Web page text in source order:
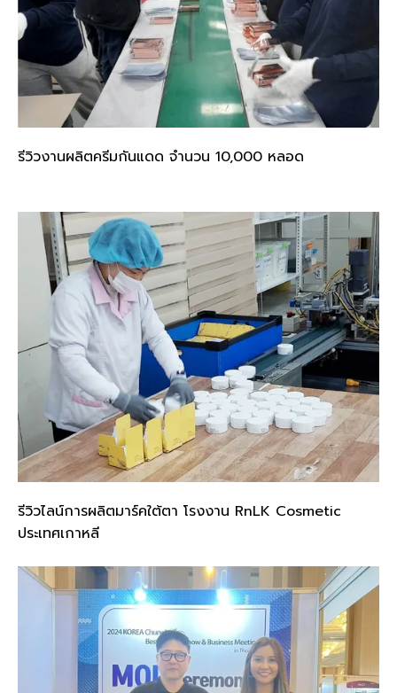
รีวิวงานผลิตครีมกันแดด จำนวน 10,000 หลอด
รีวิวไลน์การผลิตมาร์คใต้ตา โรงงาน RnLK Cosmetic
ประเทศเกาหลี